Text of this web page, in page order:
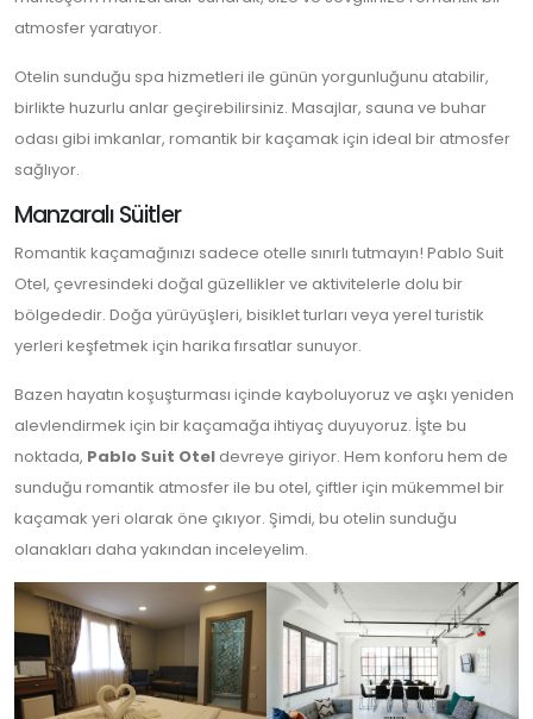
atmosfer yaratıyor.
Otelin sunduğu spa hizmetleri ile günün yorgunluğunu atabilir,
birlikte huzurlu anlar geçirebilirsiniz. Masajlar, sauna ve buhar
odası gibi imkanlar, romantik bir kaçamak için ideal bir atmosfer
sağlıyor.
Manzaralı Süitler
Romantik kaçamağınızı sadece otelle sınırlı tutmayın! Pablo Suit
Otel, çevresindeki doğal güzellikler ve aktivitelerle dolu bir
bölgededir. Doğa yürüyüşleri, bisiklet turları veya yerel turistik
yerleri keşfetmek için harika fırsatlar sunuyor.
Bazen hayatın koşuşturması içinde kayboluyoruz ve aşkı yeniden
alevlendirmek için bir kaçamağa ihtiyaç duyuyoruz. İşte bu
noktada, Pablo Suit Otel devreye giriyor. Hem konforu hem de
sunduğu romantik atmosfer ile bu otel, çiftler için mükemmel bir
kaçamak yeri olarak öne çıkıyor. Şimdi, bu otelin sunduğu
olanakları daha yakından inceleyelim.